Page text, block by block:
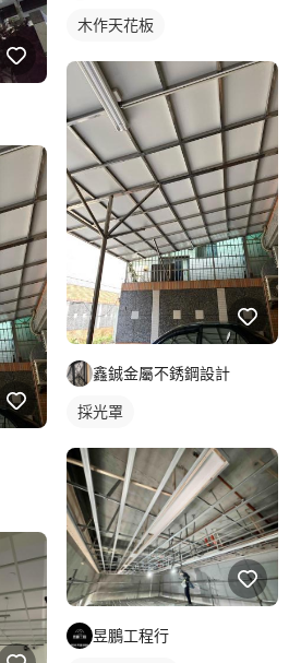
木作天花板
鑫鋮金屬不銹鋼設計
採光罩
昱鵬工程行